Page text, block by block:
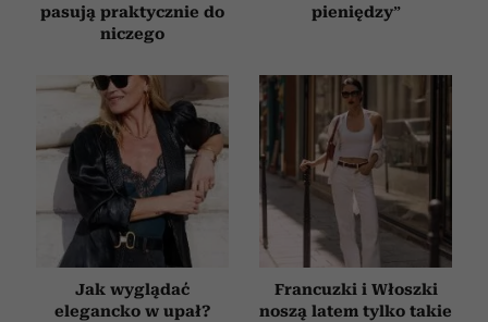
pasują praktycznie do
niczego
pieniędzy”
Jak wyglądać
elegancko w upał?
Francuzki i Włoszki
noszą latem tylko takie